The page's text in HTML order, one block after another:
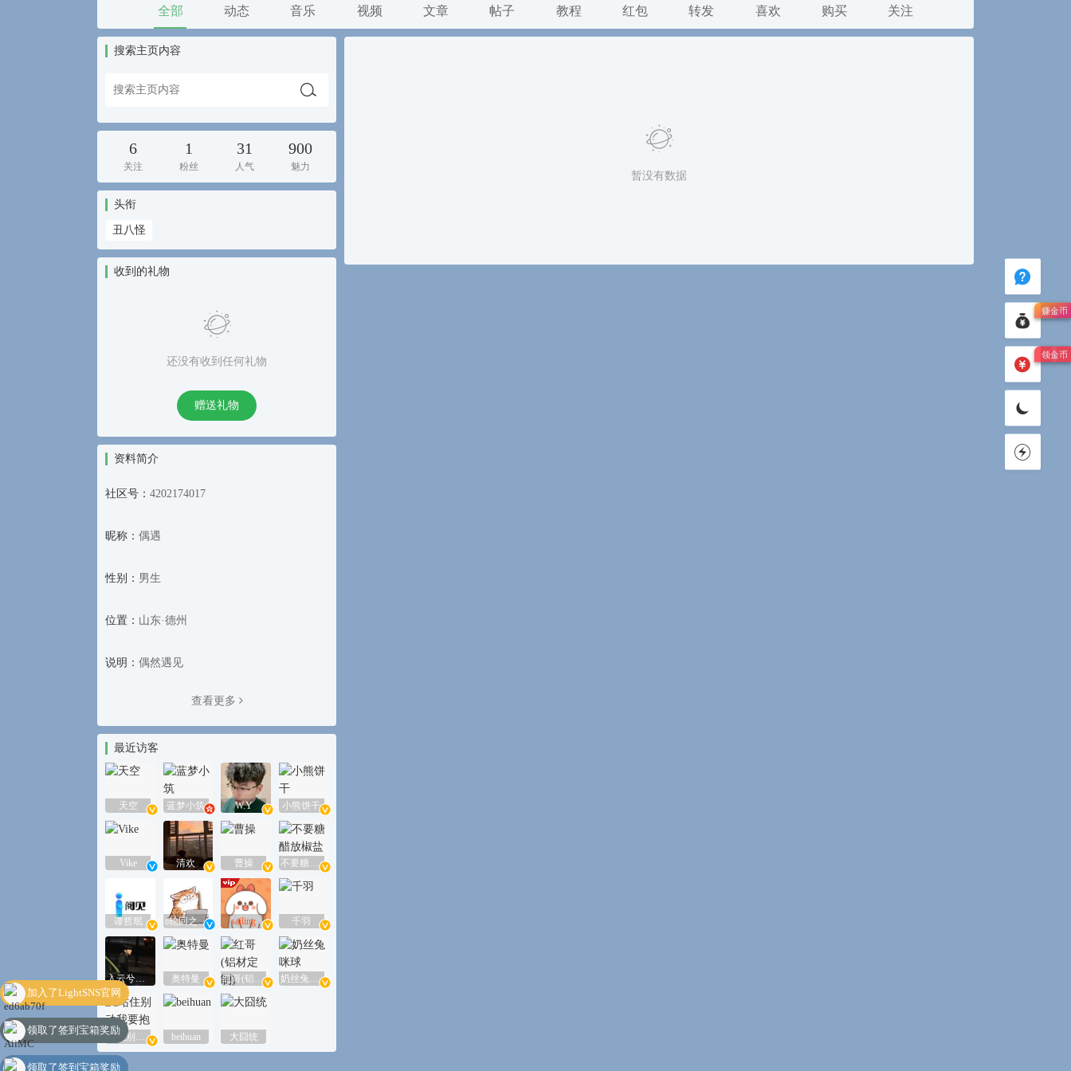
全部 动态 音乐 视频 文章 帖子 教程 红包 转发 喜欢 购买 关注
搜索主页内容
6
关注
1
粉丝
31
人气
900
魅力
头衔
丑八怪
收到的礼物
还没有收到任何礼物
赠送礼物
资料简介
社区号： 4202174017
昵称： 偶遇
性别： 男生
位置： 山东·德州
说明： 偶然遇见
查看更多
最近访客
天空 蓝梦小筑 W.Y 小熊饼干
Vike 清欢 曹操 不要糖醋放椒盐
谭哲珉 ʚ轮回之境ɞ sailing 千羽
入云兮【多言】 奥特曼 红哥(铝材定制) 奶丝兔咪球
beihuan 大囧统
暂没有数据
加入了LightSNS官网
领取了签到宝箱奖励
领取了签到宝箱奖励